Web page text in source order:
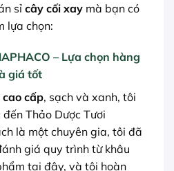
sỉ cây cối xay mà bạn có
lựa chọn:
– Lựa chọn hàng
giá tốt
cấp, sạch và xanh, tôi
Thảo Dược Tươi
là một chuyên gia, tôi đã
giá quy trình từ khâu
tại đây, và tôi hoàn